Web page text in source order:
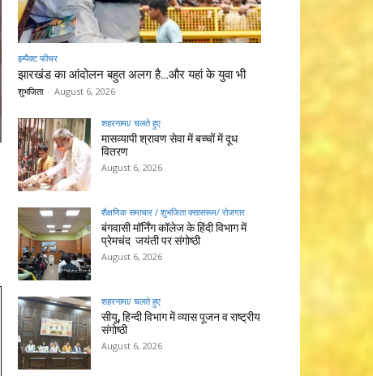
इम्पैक्ट फीचर
झारखंड का आंदोलन बहुत अलग है…और यहां के युवा भी
शुभजिता - August 6, 2026
शहरनामा/ चलते हुए
मासव्यापी श्रावण सेवा में बच्चों में दूध
वितरण
August 6, 2026
शैक्षणिक समाचार / शुभजिता क्सासरूम/ रोजगार
बंगवासी मॉर्निंग कॉलेज के हिंदी विभाग में
प्रेमचंद जयंती पर संगोष्ठी
August 6, 2026
शहरनामा/ चलते हुए
सीयू, हिन्दी विभाग में व्यास पूजन व राष्ट्रीय
संगोष्ठी
August 6, 2026